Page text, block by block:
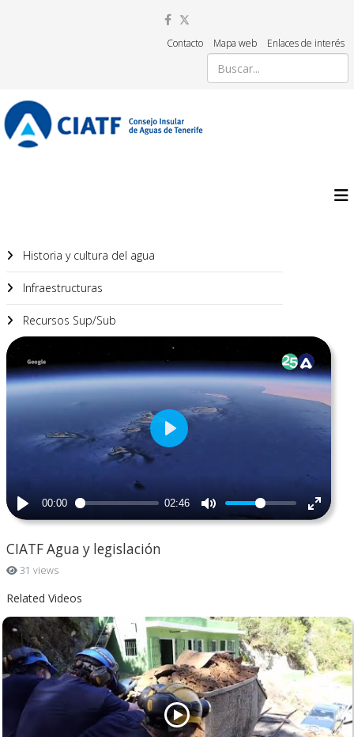
Contacto Mapa web Enlaces de interés
Historia y cultura del agua
Infraestructuras
Recursos Sup/Sub
CIATF Agua y legislación
31 views
Related Videos